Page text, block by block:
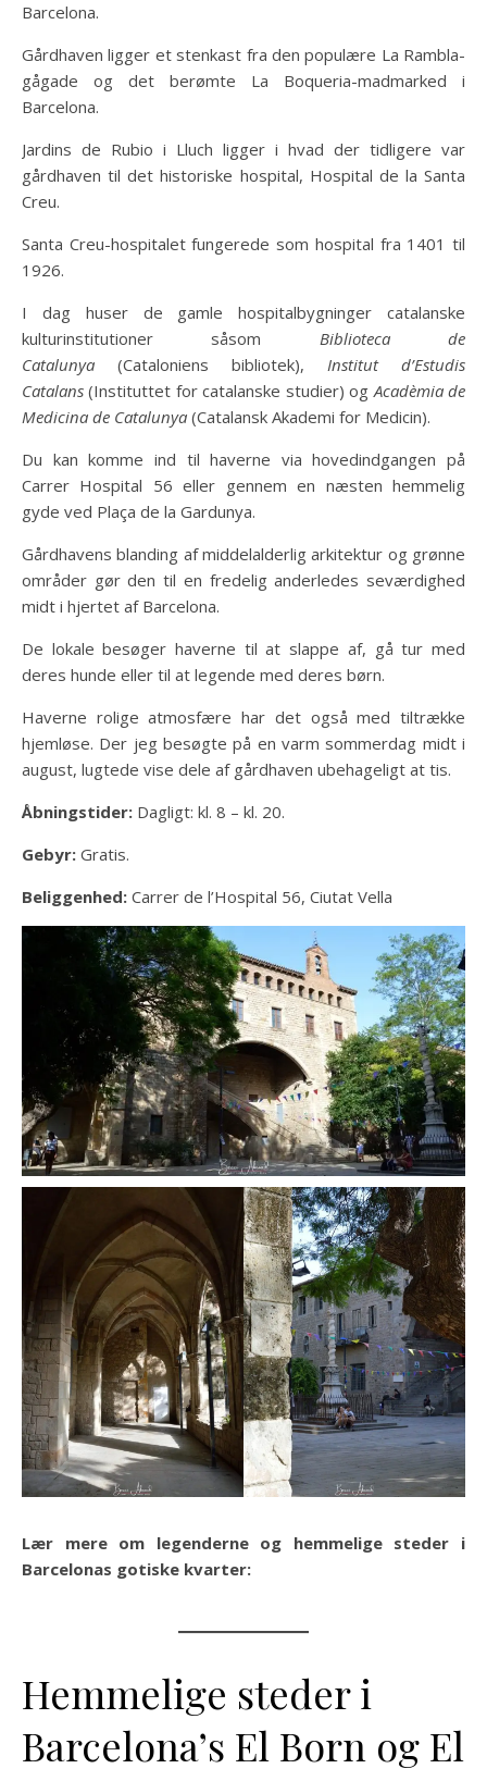
Barcelona.
Gårdhaven ligger et stenkast fra den populære La Rambla-
gågade og det berømte La Boqueria-madmarked i
Barcelona.
Jardins de Rubio i Lluch ligger i hvad der tidligere var
gårdhaven til det historiske hospital, Hospital de la Santa
Creu.
Santa Creu-hospitalet fungerede som hospital fra 1401 til
1926.
I dag huser de gamle hospitalbygninger catalanske
kulturinstitutioner såsom Biblioteca de
Catalunya (Cataloniens bibliotek), Institut d’Estudis
Catalans (Instituttet for catalanske studier) ogAcadèmia de
Medicina de Catalunya (Catalansk Akademi for Medicin).
Du kan komme ind til haverne via hovedindgangen på
Carrer Hospital 56 eller gennem en næsten hemmelig
gyde ved Plaça de la Gardunya.
Gårdhavens blanding af middelalderlig arkitektur og grønne
områder gør den til en fredelig anderledes seværdighed
midt i hjertet af Barcelona.
De lokale besøger haverne til at slappe af, gå tur med
deres hunde eller til at legende med deres børn.
Haverne rolige atmosfære har det også med tiltrække
hjemløse. Der jeg besøgte på en varm sommerdag midt i
august, lugtede vise dele af gårdhaven ubehageligt at tis.
Åbningstider: Dagligt: kl. ​​8 – kl. 20.
Gebyr: Gratis.
Beliggenhed: Carrer de l’Hospital 56, Ciutat Vella
Lær mere om legenderne og hemmelige steder i
Barcelonas gotiske kvarter:
Hemmelige steder i
Barcelona’s El Born og El